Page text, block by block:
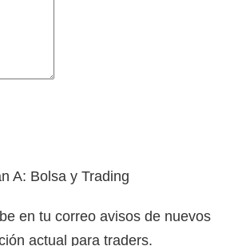
en tu correo avisos de nuevos
actual para traders.